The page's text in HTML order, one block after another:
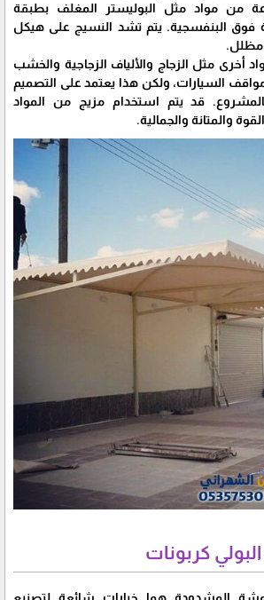
من مواد مثل البوليستر المغلف بطبقة
فوق البنفسجية. يتم تشد النسيج على هيكل
أخرى مثل الزجاج والألياف الزجاجية والخشب
السيارات، ولكن هذا يعتمد على التصميم
قد يتم استخدام مزيج من المواد
والمتانة والجمالية.
كربونات